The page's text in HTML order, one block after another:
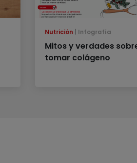
Nutrición Infografía
Mitos y verdades
tomar colágeno